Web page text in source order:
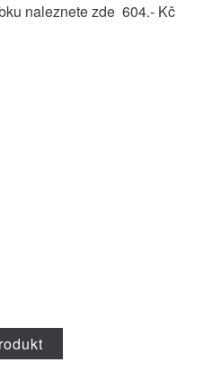
naleznete zde 604.- Kč